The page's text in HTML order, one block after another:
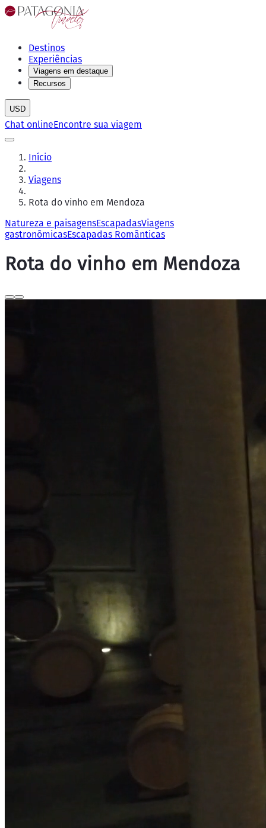
Destinos
Experiências
Viagens em destaque
Recursos
USD
Chat onlineEncontre sua viagem
Início
Viagens
Rota do vinho em Mendoza
Natureza e paisagensEscapadasViagens
gastronômicasEscapadas Românticas
Rota do vinho em Mendoza